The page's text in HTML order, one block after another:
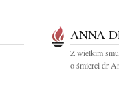
ANNA
Z wielkim
o śmierci dr